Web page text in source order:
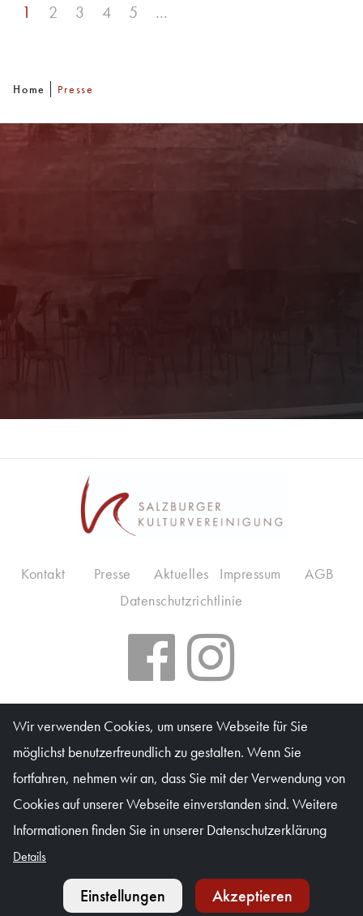
sr.page
1 sr.page
2 sr.page
3 sr.page
4 sr.page
5 ...
Home Presse
Kalender Tickets
Salzburger Kulturvereinigung
Kartenbüro: Mo & Do 10–16 Uhr, Di, Mi, Fr 10–13 Uhr
Waagplatz 1a (Trakl-Haus), 5020 Salzburg
© Salzburger Kulturvereinigung 2026
Kontakt Presse Aktuelles Impressum
AGB
Datenschutzrichtlinie
Wir verwenden Cookies, um unsere Webseite für Sie
möglichst benutzerfreundlich zu gestalten. Wenn Sie
fortfahren, nehmen wir an, dass Sie mit der Verwendung von
Cookies auf unserer Webseite einverstanden sind. Weitere
Informationen finden Sie in unserer Datenschutzerklärung
Details
Einstellungen Akzeptieren